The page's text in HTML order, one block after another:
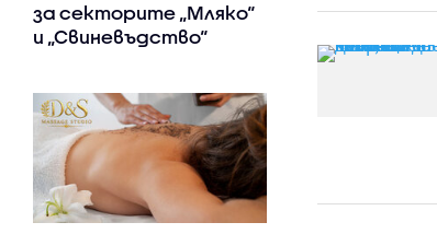
за секторите „Мляко“
и „Свиневъдство“